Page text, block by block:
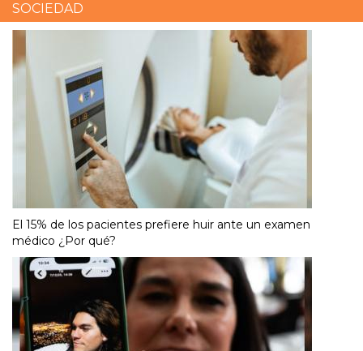
SOCIEDAD
El 15% de los pacientes prefiere huir ante un examen
médico ¿Por qué?